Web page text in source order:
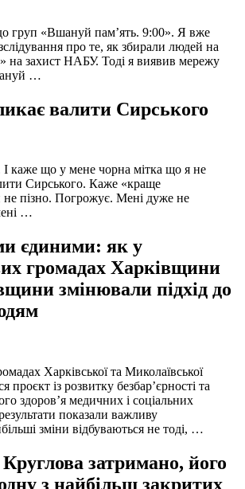
груп «Вшануй пам’ять. 9:00». Я вже
про те, як збирали людей на
на захист НАБУ. Тоді я виявив мережу
…
валити Сирського
каже що у мене чорна мітка що я не
Сирського. Каже «краще
не пізно. Погрожує. Мені дуже не
…
єдиними: як у
громадах Харківщини
змінювали підхід до
Харківської та Миколаївської
проєкт із розвитку безбар’єрності та
здоров’я медичних і соціальних
показали важливу
зміни відбуваються не тоді, …
затримано, його
з найбільш закритих